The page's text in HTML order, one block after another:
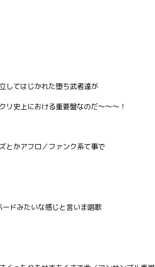
してはじかれた堕ち武者達が
リ史上における重要盤なのだ〜〜〜！
とかアフロ／ファンク系て事で
ドみたいな感じと言いま唱歌